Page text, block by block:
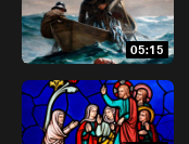
05:15